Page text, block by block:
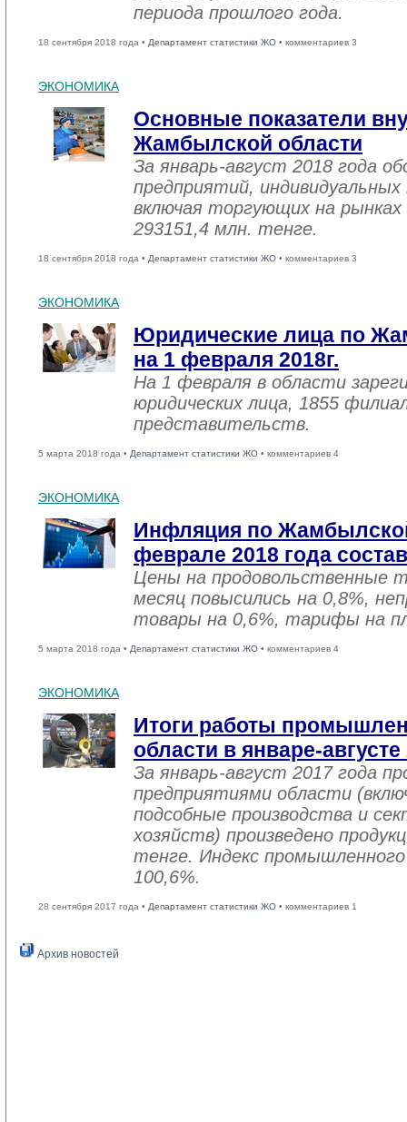
периода прошлого года.
18 сентября 2018 года • Департамент статистики ЖО • комментариев 3
ЭКОНОМИКА
Основные показатели
Жамбылской области
За январь-август 2018 года
предприятий,
включая торгующих на рынках
293151,4 млн. тенге.
18 сентября 2018 года • Департамент статистики ЖО • комментариев 3
ЭКОНОМИКА
Юридические лица по
на 1 февраля 2018г.
На 1 февраля в области
юридических лица, 1855
представительств.
5 марта 2018 года • Департамент статистики ЖО • комментариев 4
ЭКОНОМИКА
Инфляция по
феврале 2018 года
Цены на продовольственные
месяц повысились на 0,8%,
товары на 0,6%, тарифы на
5 марта 2018 года • Департамент статистики ЖО • комментариев 4
ЭКОНОМИКА
Итоги работы
области в январе-августе
За январь-август 2017 года
предприятиями области
подсобные производства и
хозяйств) произведено
тенге. Индекс
100,6%.
28 сентября 2017 года • Департамент статистики ЖО • комментариев 1
Архив новостей